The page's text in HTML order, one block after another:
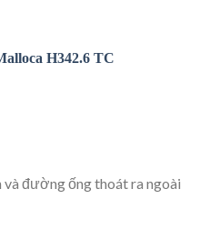
H342.6 TC
đường ống thoát ra ngoài